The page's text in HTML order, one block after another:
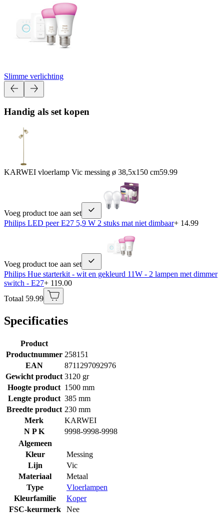
Slimme verlichting
Handig als set kopen
KARWEI vloerlamp Vic messing ø 38,5x150 cm59.99
Voeg product toe aan set
Philips LED peer E27 5,9 W 2 stuks mat niet dimbaar+ 14.99
Voeg product toe aan set
Philips Hue starterkit - wit en gekleurd 11W - 2 lampen met dimmer
switch - E27+ 119.00
Totaal 59.99
Specificaties
Product
Productnummer 258151
EAN
8711297092976
Gewicht product 3120 gr
Hoogte product 1500 mm
Lengte product 385 mm
Breedte product 230 mm
Merk
KARWEI
N P K
9998-9998-9998
Algemeen
Kleur
Messing
Lijn
Vic
Materiaal
Metaal
Type
Vloerlampen
Kleurfamilie
Koper
FSC-keurmerk
Nee